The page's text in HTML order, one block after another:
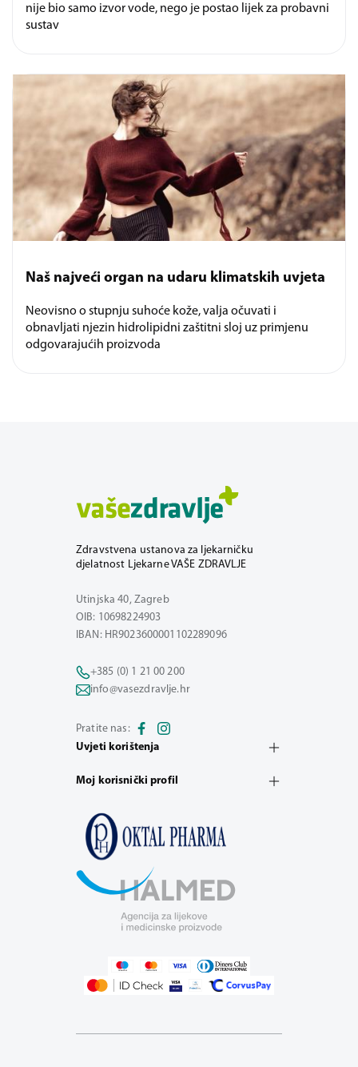
nije bio samo izvor vode, nego je postao lijek za probavni
sustav
Naš najveći organ na udaru klimatskih uvjeta
Neovisno o stupnju suhoće kože, valja očuvati i
obnavljati njezin hidrolipidni zaštitni sloj uz primjenu
odgovarajućih proizvoda
Zdravstvena ustanova za ljekarničku
djelatnost Ljekarne VAŠE ZDRAVLJE
Utinjska 40, Zagreb
OIB: 10698224903
IBAN: HR9023600001102289096
+385 (0) 1 21 00 200
info@vasezdravlje.hr
Pratite nas:
Uvjeti korištenja
Moj korisnički profil